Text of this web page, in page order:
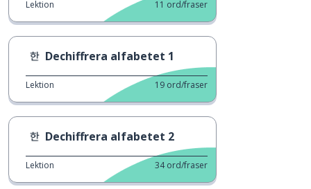
Lektion 11 ord/fraser
Dechiffrera alfabetet 1
Lektion 19 ord/fraser
Dechiffrera alfabetet 2
Lektion 34 ord/fraser